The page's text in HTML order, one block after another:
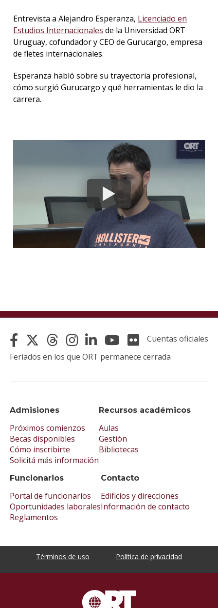
Entrevista a Alejandro Esperanza, Licenciado en
Estudios Internacionales de la Universidad ORT
Uruguay, cofundador y CEO de Gurucargo, empresa
de fletes internacionales.
Esperanza habló sobre su trayectoria profesional,
cómo surgió Gurucargo y qué herramientas le dio la
carrera.
Admisiones
Próximos comienzos
Becas disponibles
Cómo inscribirte
Solicitá más información
Recursos académicos
Aulas
Gestión
Bibliotecas
Funcionarios
Portal de funcionarios
Oportunidades laborales
Reglamentos
Contacto
Edificios y direcciones
Información de contacto
Cuentas oficiales
Feriados en los que ORT permanece cerrada
Términos de uso Política de privacidad